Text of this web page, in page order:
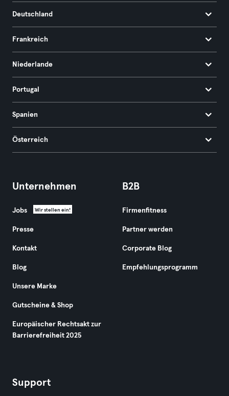
Deutschland
Frankreich
Niederlande
Portugal
Spanien
Österreich
Unternehmen
Jobs Wir stellen ein!
Presse
Kontakt
Blog
Unsere Marke
Gutscheine & Shop
Europäischer Rechtsakt zur
Barrierefreiheit 2025
B2B
Firmenfitness
Partner werden
Corporate Blog
Empfehlungsprogramm
Support